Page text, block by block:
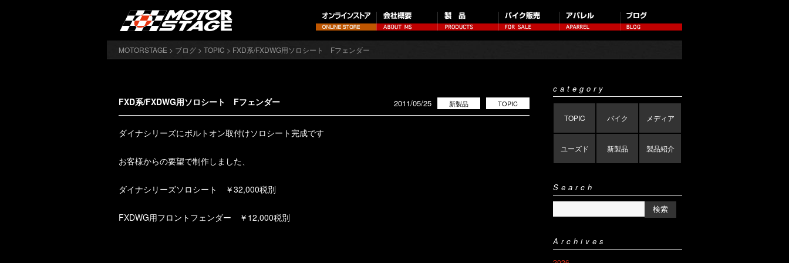
MOTORSTAGE > ブログ > TOPIC > FXD系/FXDWG用ソロシート Fフェンダー
FXD系/FXDWG用ソロシート Fフェンダー TOPIC
新製品
2011/05/25
ダイナシリーズにボルトオン取付けソロシート完成です
お客様からの要望で制作しました、
ダイナシリーズソロシート ￥32,000税別
FXDWG用フロントフェンダー ￥12,000税別
category
TOPIC バイク メディア
ユーズド 新製品 製品紹介
Search
Archives